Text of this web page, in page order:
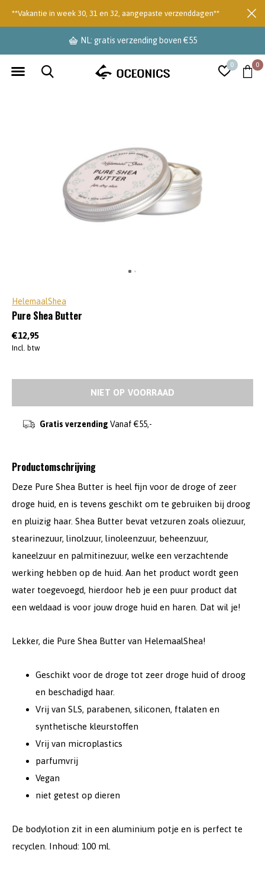
0 0
NL: gratis verzending boven €55
**Vakantie in week 30, 31 en 32, aangepaste verzenddagen**
HelemaalShea
Pure Shea Butter
€12,95
Incl. btw
NIET OP VOORRAAD
Gratis verzending Vanaf €55,-
Productomschrijving
Deze Pure Shea Butter is heel fijn voor de droge of zeer
droge huid, en is tevens geschikt om te gebruiken bij droog
en pluizig haar. Shea Butter bevat vetzuren zoals oliezuur,
stearinezuur, linolzuur, linoleenzuur, beheenzuur,
kaneelzuur en palmitinezuur, welke een verzachtende
werking hebben op de huid. Aan het product wordt geen
water toegevoegd, hierdoor heb je een puur product dat
een weldaad is voor jouw droge huid en haren. Dat wil je!
Lekker, die Pure Shea Butter van HelemaalShea!
Geschikt voor de droge tot zeer droge huid of droog
en beschadigd haar.
Vrij van SLS, parabenen, siliconen, ftalaten en
synthetische kleurstoffen
Vrij van microplastics
parfumvrij
Vegan
niet getest op dieren
De bodylotion zit in een aluminium potje en is perfect te
recyclen. Inhoud: 100 ml.